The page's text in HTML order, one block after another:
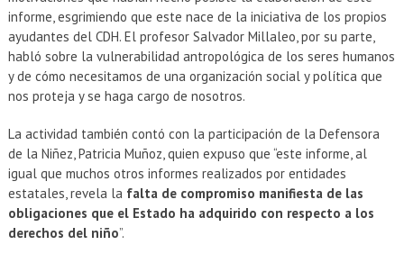
informe, esgrimiendo que este nace de la iniciativa de los propios
ayudantes del CDH. El profesor Salvador Millaleo, por su parte,
habló sobre la vulnerabilidad antropológica de los seres humanos
y de cómo necesitamos de una organización social y política que
nos proteja y se haga cargo de nosotros.
La actividad también contó con la participación de la Defensora
de la Niñez, Patricia Muñoz, quien expuso que “este informe, al
igual que muchos otros informes realizados por entidades
estatales, revela la falta de compromiso manifiesta de las
obligaciones que el Estado ha adquirido con respecto a los
derechos del niño”.